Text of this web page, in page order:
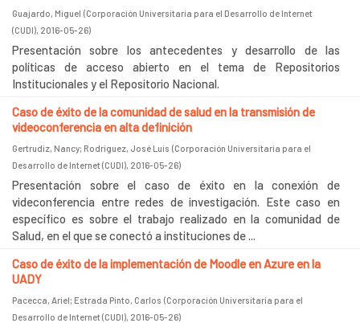
Guajardo, Miguel (Corporación Universitaria para el Desarrollo de Internet
(CUDI), 2016-05-26)
Presentación sobre los antecedentes y desarrollo de las
políticas de acceso abierto en el tema de Repositorios
Institucionales y el Repositorio Nacional.
Caso de éxito de la comunidad de salud en la transmisión de
videoconferencia en alta definición
Gertrudiz, Nancy; Rodríguez, José Luis (Corporación Universitaria para el
Desarrollo de Internet (CUDI), 2016-05-26)
Presentación sobre el caso de éxito en la conexión de
videconferencia entre redes de investigación. Este caso en
específico es sobre el trabajo realizado en la comunidad de
Salud, en el que se conectó a instituciones de ...
Caso de éxito de la implementación de Moodle en Azure en la
UADY
Pacecca, Ariel; Estrada Pinto, Carlos (Corporación Universitaria para el
Desarrollo de Internet (CUDI), 2016-05-26)